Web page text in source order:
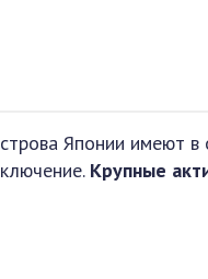
Японии имеют в
Крупные